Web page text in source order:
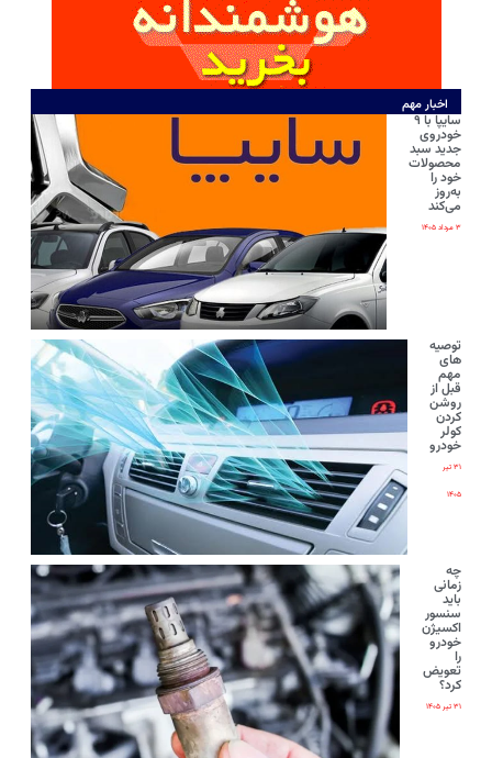
اخبار مهم
سایپا با ۹
خودروی
جدید سبد
محصولات
خود را
به‌روز
می‌کند
۳ مرداد ۱۴۰۵
توصیه
های
مهم
قبل از
روشن
کردن
کولر
خودرو
۳۱ تیر
۱۴۰۵
چه
زمانی
باید
سنسور
اکسیژن
خودرو
را
تعویض
کرد؟
۳۱ تیر ۱۴۰۵